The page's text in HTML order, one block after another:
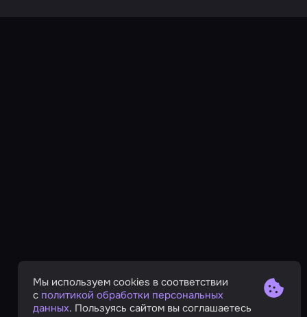
Мы используем cookies в соответствии
с политикой обработки персональных
данных. Пользуясь сайтом вы соглашаетесь